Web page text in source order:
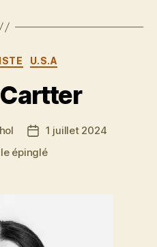
Catégories
U.S.A
Date
de
l’article
1 juillet 2024
épinglé